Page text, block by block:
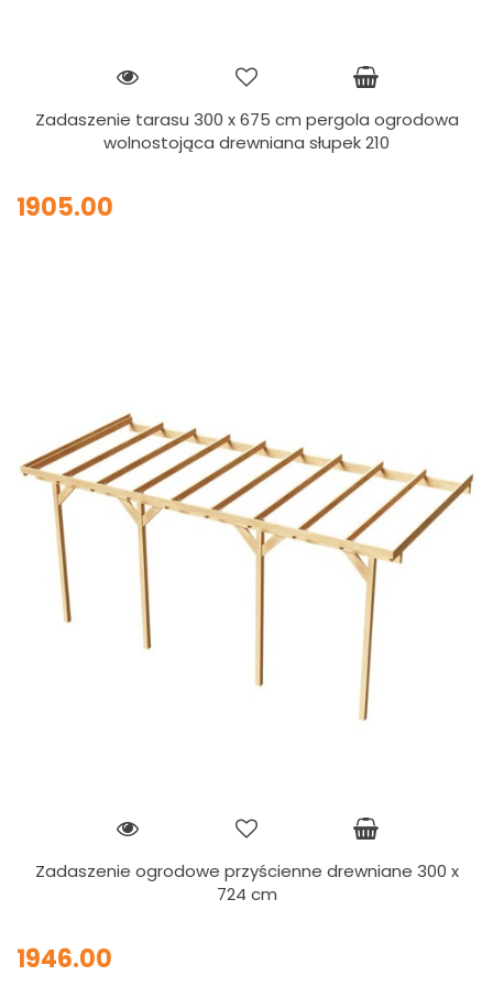
Zadaszenie tarasu 300 x 675 cm pergola ogrodowa
wolnostojąca drewniana słupek 210
1905.00
Zadaszenie ogrodowe przyścienne drewniane 300 x
724 cm
1946.00